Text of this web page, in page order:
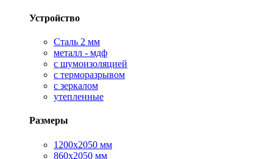
Устройство
Сталь 2 мм
металл - мдф
с шумоизоляцией
с терморазрывом
с зеркалом
утепленные
Размеры
1200х2050 мм
860х2050 мм